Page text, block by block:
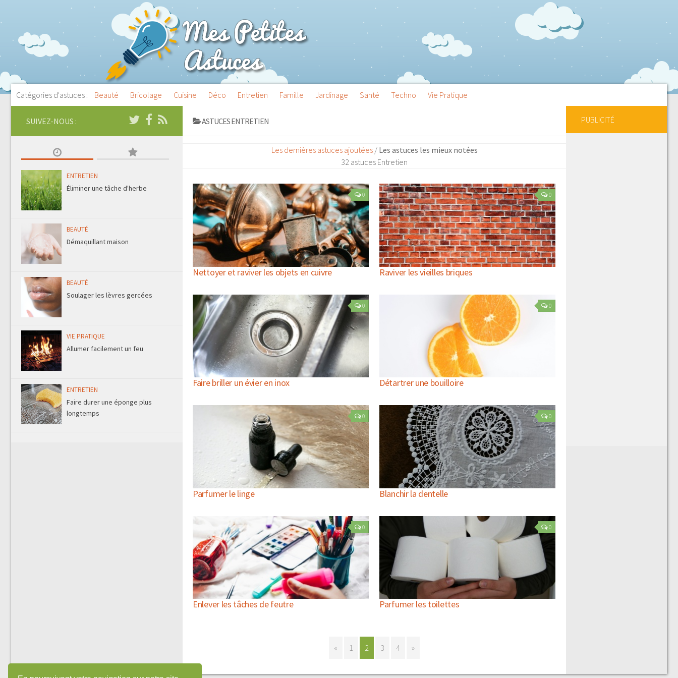
Catégories d'astuces : Beauté Bricolage Cuisine Déco Entretien Famille Jardinage Santé Techno Vie Pratique
ASTUCES ENTRETIEN
Les dernières astuces ajoutées/ Les astuces les mieux notées
32 astuces Entretien
0
Nettoyer et raviver les objets en cuivre
0
Raviver les vieilles briques
0
Faire briller un évier en inox
0
Détartrer une bouilloire
0
Parfumer le linge
0
Blanchir la dentelle
0
Enlever les tâches de feutre
0
Parfumer les toilettes
« 1 2 3 4 »
SUIVEZ-NOUS :
ENTRETIEN
Éliminer une tâche d'herbe
BEAUTÉ
Démaquillant maison
BEAUTÉ
Soulager les lèvres gercées
VIE PRATIQUE
Allumer facilement un feu
ENTRETIEN
Faire durer une éponge plus
longtemps
PUBLICITÉ